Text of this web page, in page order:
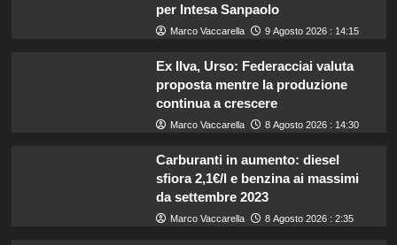
per Intesa Sanpaolo
Marco Vaccarella 9 Agosto 2026 : 14:15
Ex Ilva, Urso: Federacciai valuta
proposta mentre la produzione
continua a crescere
Marco Vaccarella 8 Agosto 2026 : 14:30
Carburanti in aumento: diesel
sfiora 2,1€/l e benzina ai massimi
da settembre 2023
Marco Vaccarella 8 Agosto 2026 : 2:35